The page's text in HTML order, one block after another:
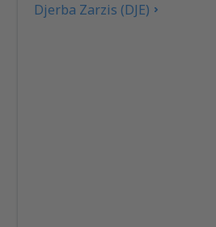
Djerba Zarzis (DJE)